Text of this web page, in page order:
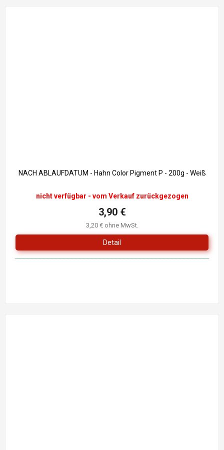
NACH ABLAUFDATUM - Hahn Color Pigment P - 200g - Weiß
nicht verfügbar - vom Verkauf zurückgezogen
3,20 € ohne MwSt.
3,90 €
Detail